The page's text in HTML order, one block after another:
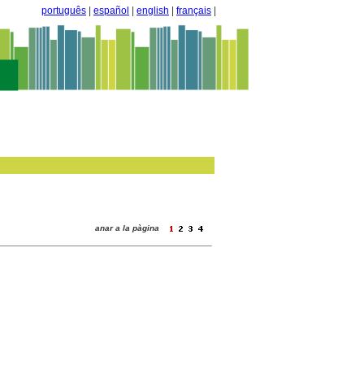
português español english français
anar a la pàgina